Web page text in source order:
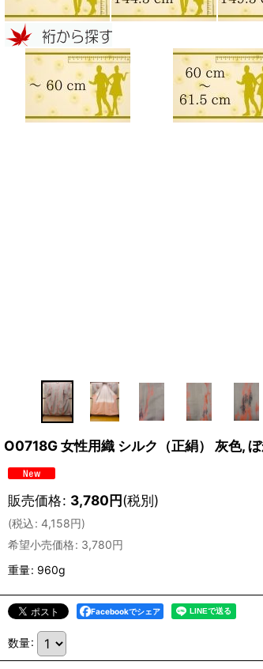
O0718G 女性用織 シルク（正絹） 灰色
販売価格: 3,780円(税別)
(税込: 4,158円)
希望小売価格: 3,780円
重量: 960g
Facebookでシェア
数量: